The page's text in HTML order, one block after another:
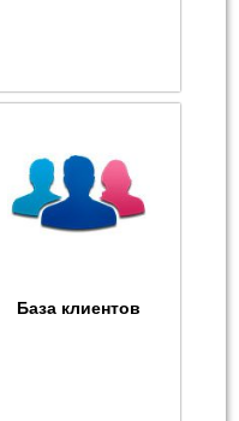
База клиентов